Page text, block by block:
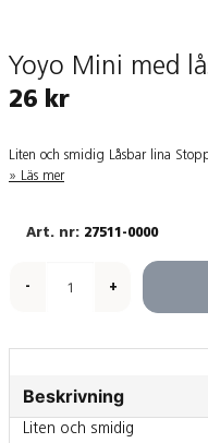
Yoyo Mini med
26 kr
Liten och smidig Låsbar lina
Läs mer
27511-0000
- +
Beskrivning
Liten och smidig